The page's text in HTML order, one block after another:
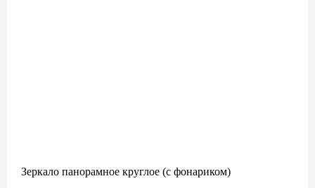
Зеркало панорамное круглое (с фонариком)